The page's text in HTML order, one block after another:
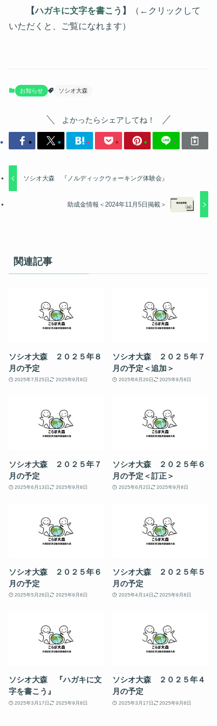
【ハガキに文字を書こう 】
（←クリックして
いただくと、ご覧になれます）
お知らせ ソシオ大森
よかったらシェアしてね！
ソシオ大森 『ノルディックウォーキング体験会』
助成金情報＜2024年11月5日掲載＞
関連記事
ソシオ大森 ２０２５年８
月の予定
2025年7月25日 2025年9月8日
ソシオ大森 ２０２５年７
月の予定＜追加＞
2025年6月20日 2025年9月8日
ソシオ大森 ２０２５年７
月の予定
2025年6月13日 2025年9月8日
ソシオ大森 ２０２５年６
月の予定＜訂正＞
2025年6月2日 2025年9月8日
ソシオ大森 ２０２５年６
月の予定
2025年5月26日 2025年9月8日
ソシオ大森 ２０２５年５
月の予定
2025年4月14日 2025年9月8日
ソシオ大森 『ハガキに文
字を書こう』
2025年3月17日 2025年9月8日
ソシオ大森 ２０２５年４
月の予定
2025年3月17日 2025年9月8日